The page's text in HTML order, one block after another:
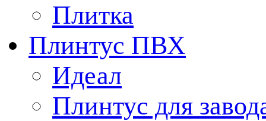
Плитка
Плинтус ПВХ
Идеал
Плинтус для